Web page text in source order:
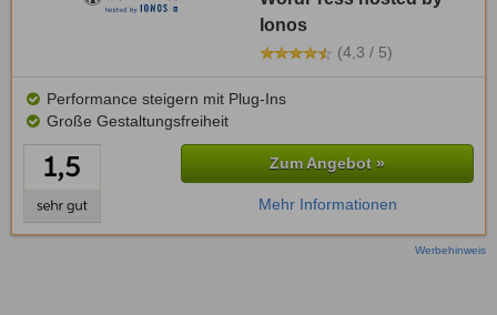
Ionos
(4,3 / 5)
Performance steigern mit Plug-Ins
Große Gestaltungsfreiheit
Zum Angebot »
Mehr Informationen
Werbehinweis